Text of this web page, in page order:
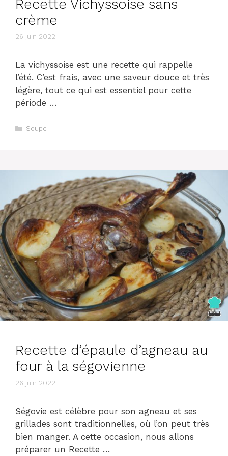
Recette Vichyssoise sans
crème
26 juin 2022
La vichyssoise est une recette qui rappelle
l’été. C’est frais, avec une saveur douce et très
légère, tout ce qui est essentiel pour cette
période …
Catégories
Soupe
Recette d’épaule d’agneau au
four à la ségovienne
26 juin 2022
Ségovie est célèbre pour son agneau et ses
grillades sont traditionnelles, où l’on peut très
bien manger. A cette occasion, nous allons
préparer un Recette …